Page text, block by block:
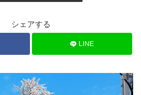
シェアする
LINE